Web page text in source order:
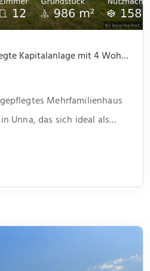
Neu im Angebot: Gepflegte Kapitalanlage mit 4 Wohnungen und 4 Garagen, ruhige Lage
Mehrfamilienhaus
Unna, das sich ideal als